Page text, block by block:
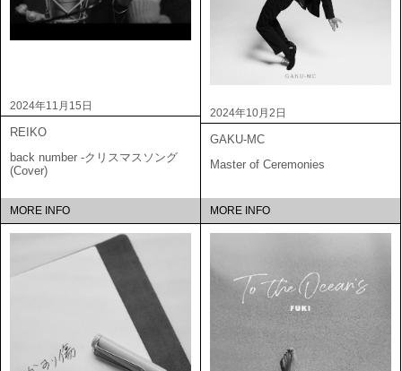
2024年11月15日
REIKO
back number -クリスマスソング
(Cover)
MORE INFO
2024年10月2日
GAKU-MC
Master of Ceremonies
MORE INFO